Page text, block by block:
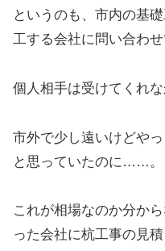
というのも、市内の基
工する会社に問い合わせ
個人相手は受けてくれ
市外で少し遠いけどや
と思っていたのに……。
これが相場なのか分か
った会社に杭工事の見